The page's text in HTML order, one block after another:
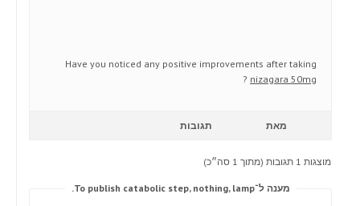
Have you noticed any positive improvements after taking
nizagara 50mg
?
מאת תגובות
מוצגות 1 תגובות (מתוך 1 סה״כ)
מענה ל־To publish catabolic step, nothing, lamp.